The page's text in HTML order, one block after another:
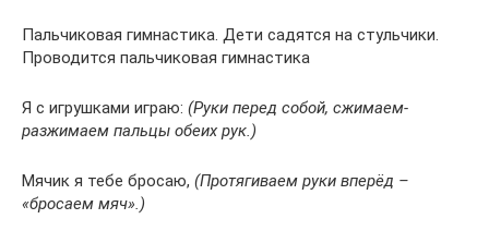
Пальчиковая гимнастика. Дети садятся на стульчики.
Проводится пальчиковая гимнастика
Я с игрушками играю: (Руки перед собой, сжимаем-
разжимаем пальцы обеих рук.)
Мячик я тебе бросаю, (Протягиваем руки вперёд –
«бросаем мяч».)